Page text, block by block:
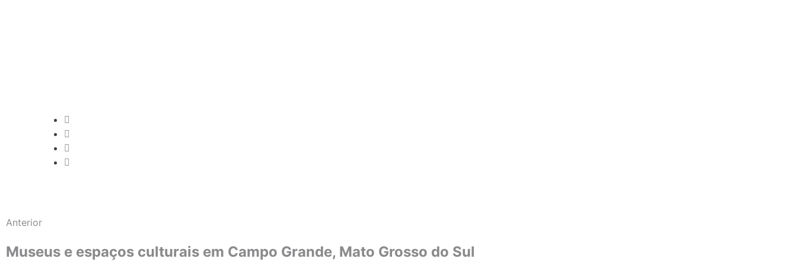
Anterior
Museus e espaços culturais em Campo Grande, Mato Grosso do Sul